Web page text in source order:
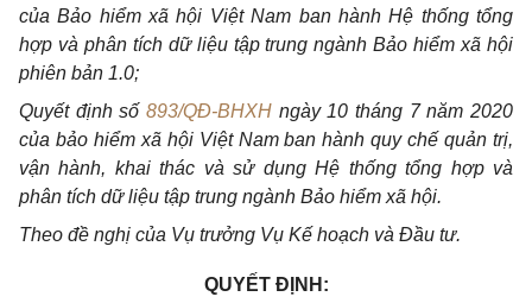
củaBảo hiểmxã hội Việt Nam ban hành Hệ thống tổng
hợp và phân tích dữ liệu tập trung ngànhBảo hiểm xã hội
phiên bản 1.0;
Quyết định số 893/QĐ-BHXH ngày 10 tháng 7 năm 2020
của bảo hiểmxã hội Việt Nam ban hành quy chế quản trị,
vận hành, khai thác vàsửdụng Hệ thốngtổng hợpvà
phân tích dữ liệu tập trung ngành Bảo hiểm xã hội.
Theo đề nghị của Vụ trưởng Vụ Kế hoạch và Đầu tư.
QUYẾT ĐỊNH: